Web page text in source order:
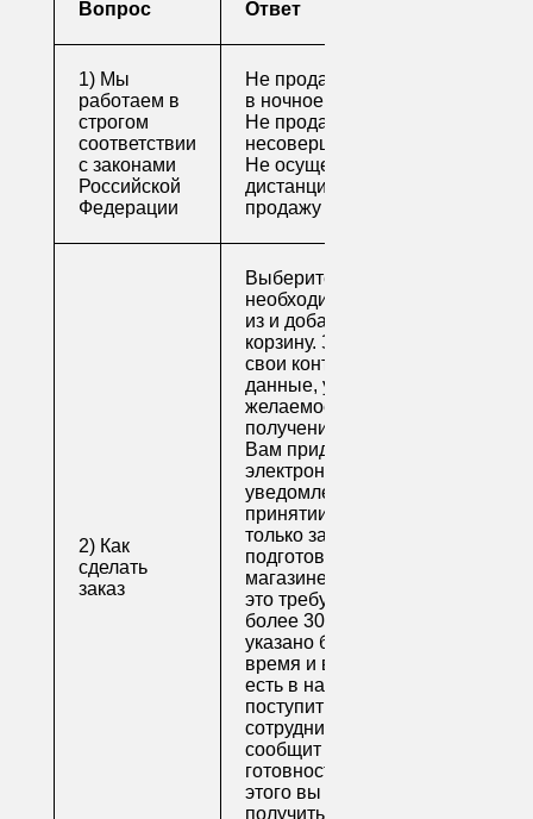
Вопрос Ответ
1) Мы
работаем в
строгом
соответствии
с законами
Российской
Федерации
Не продаем алкоголь
в ночное время
Не продаем алкоголь
несовершеннолетним
Не осуществляем
дистанционную
продажу
2) Как
сделать
заказ
Выберите
необходимые товары
из и добавьте их в
корзину. Заполните
свои контактные
данные, укажите
желаемое время
получения заказа.
Вам придет по
электронной почте
уведомление о
принятии заказа. Как
только заказ
подготовят в
магазине (обычно на
это требуется не
более 30 минут, если
указано ближайшее
время и весь товар
есть в наличии), вам
поступит письмо от
сотрудника, который
сообщит о
готовности. После
этого вы можете
получить свой заказ в